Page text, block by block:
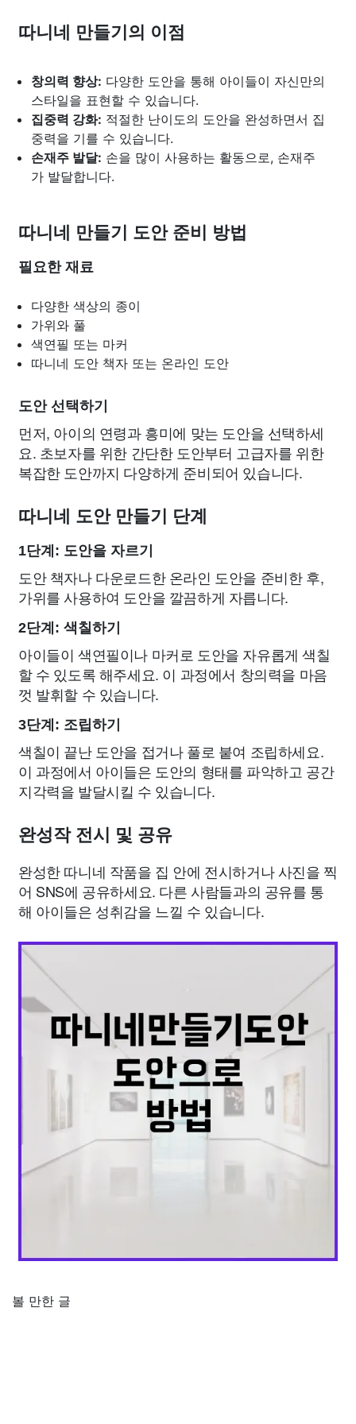
따니네 만들기의 이점
창의력 향상: 다양한 도안을 통해 아이들이 자신만의
스타일을 표현할 수 있습니다.
집중력 강화: 적절한 난이도의 도안을 완성하면서 집
중력을 기를 수 있습니다.
손재주 발달: 손을 많이 사용하는 활동으로, 손재주
가 발달합니다.
따니네 만들기 도안 준비 방법
필요한 재료
다양한 색상의 종이
가위와 풀
색연필 또는 마커
따니네 도안 책자 또는 온라인 도안
도안 선택하기
먼저, 아이의 연령과 흥미에 맞는 도안을 선택하세
요. 초보자를 위한 간단한 도안부터 고급자를 위한
복잡한 도안까지 다양하게 준비되어 있습니다.
따니네 도안 만들기 단계
1단계: 도안을 자르기
도안 책자나 다운로드한 온라인 도안을 준비한 후,
가위를 사용하여 도안을 깔끔하게 자릅니다.
2단계: 색칠하기
아이들이 색연필이나 마커로 도안을 자유롭게 색칠
할 수 있도록 해주세요. 이 과정에서 창의력을 마음
껏 발휘할 수 있습니다.
3단계: 조립하기
색칠이 끝난 도안을 접거나 풀로 붙여 조립하세요.
이 과정에서 아이들은 도안의 형태를 파악하고 공간
지각력을 발달시킬 수 있습니다.
완성작 전시 및 공유
완성한 따니네 작품을 집 안에 전시하거나 사진을 찍
어 SNS에 공유하세요. 다른 사람들과의 공유를 통
해 아이들은 성취감을 느낄 수 있습니다.
볼 만한 글